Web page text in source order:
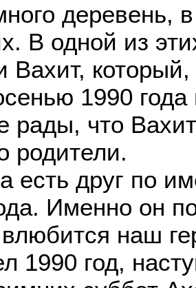
деревень,
В одной из
Вахит,
1990
рады, что
родители.
есть друг по
Именно он
наш
1990 год,